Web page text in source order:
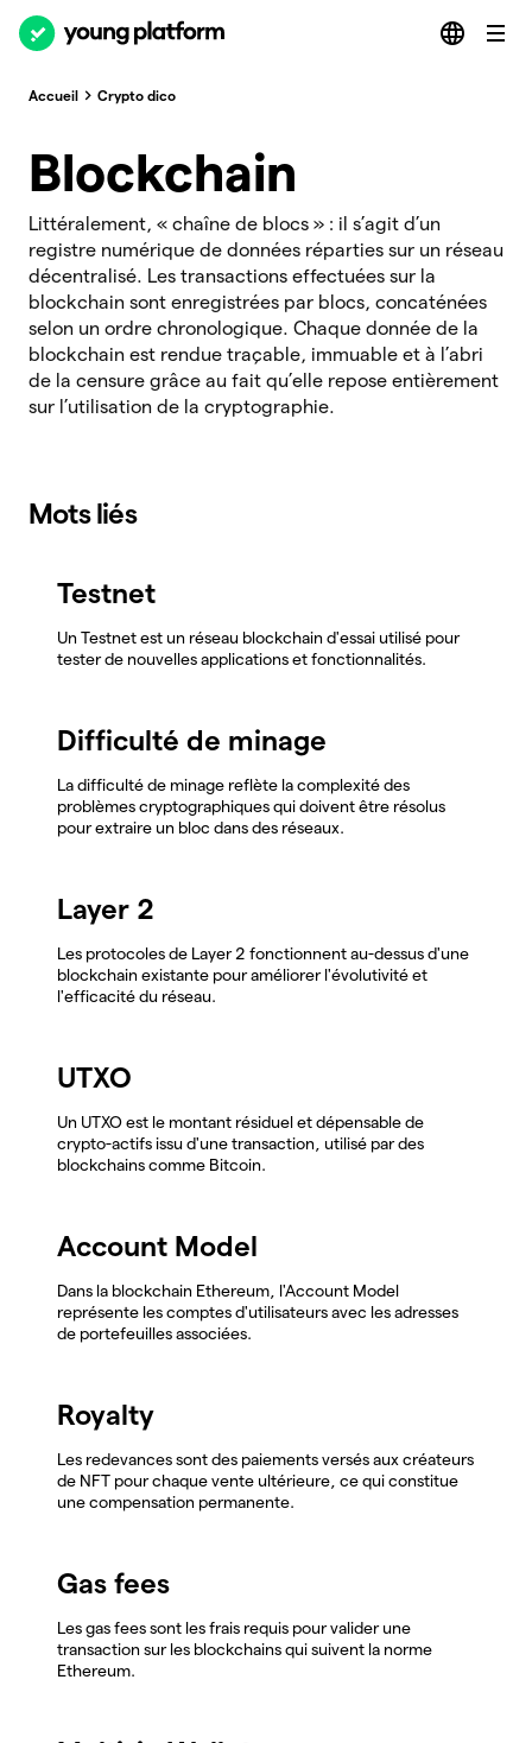
Accueil Crypto dico
Blockchain
Littéralement, « chaîne de blocs » : il s’agit d’un
registre numérique de données réparties sur un réseau
décentralisé. Les transactions effectuées sur la
blockchain sont enregistrées par blocs, concaténées
selon un ordre chronologique. Chaque donnée de la
blockchain est rendue traçable, immuable et à l’abri
de la censure grâce au fait qu’elle repose entièrement
sur l’utilisation de la cryptographie.
Mots liés
Testnet
Un Testnet est un réseau blockchain d'essai utilisé pour
tester de nouvelles applications et fonctionnalités.
Difficulté de minage
La difficulté de minage reflète la complexité des
problèmes cryptographiques qui doivent être résolus
pour extraire un bloc dans des réseaux.
Layer 2
Les protocoles de Layer 2 fonctionnent au-dessus d'une
blockchain existante pour améliorer l'évolutivité et
l'efficacité du réseau.
UTXO
Un UTXO est le montant résiduel et dépensable de
crypto-actifs issu d'une transaction, utilisé par des
blockchains comme Bitcoin.
Account Model
Dans la blockchain Ethereum, l'Account Model
représente les comptes d'utilisateurs avec les adresses
de portefeuilles associées.
Royalty
Les redevances sont des paiements versés aux créateurs
de NFT pour chaque vente ultérieure, ce qui constitue
une compensation permanente.
Gas fees
Les gas fees sont les frais requis pour valider une
transaction sur les blockchains qui suivent la norme
Ethereum.